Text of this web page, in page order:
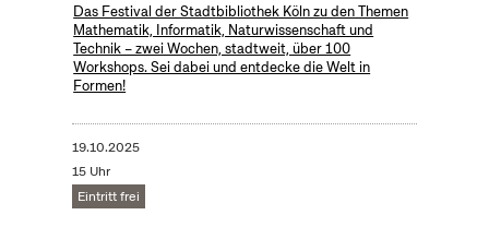
Das Festival der Stadtbibliothek Köln zu den Themen
Mathematik, Informatik, Naturwissenschaft und
Technik – zwei Wochen, stadtweit, über 100
Workshops. Sei dabei und entdecke die Welt in
Formen!
19.10.2025
15 Uhr
Eintritt frei